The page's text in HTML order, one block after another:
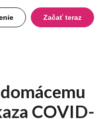
Začať teraz
COVID-